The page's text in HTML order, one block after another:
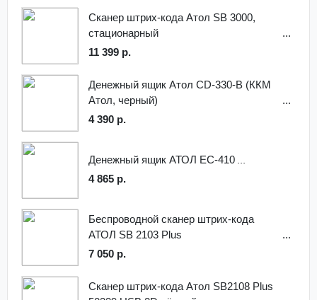
Сканер штрих-кода Атол SB 3000,
стационарный
11 399 р.
Денежный ящик Атол CD-330-B (ККМ
Атол, черный)
4 390 р.
Денежный ящик АТОЛ EC-410
4 865 р.
Беспроводной сканер штрих-кода
АТОЛ SB 2103 Plus
7 050 р.
Сканер штрих-кода Атол SB2108 Plus